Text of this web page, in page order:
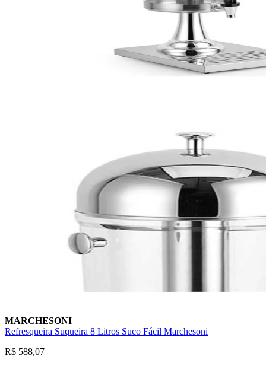
MARCHESONI
Refresqueira Suqueira 8 Litros Suco Fácil Marchesoni
R$ 588,07